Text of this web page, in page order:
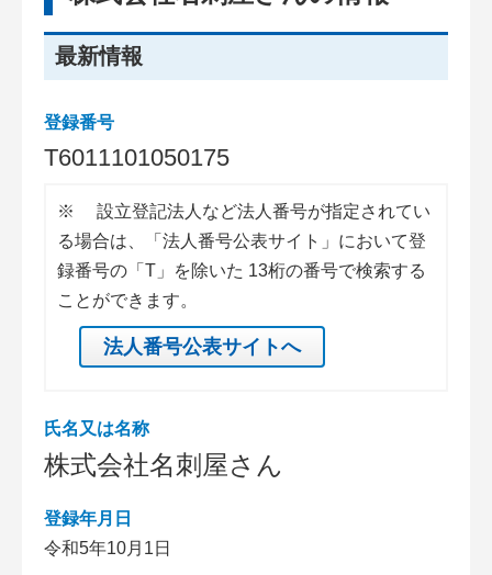
最新情報
登録番号
T6011101050175
※
設立登記法人など法人番号が指定されてい
る場合は、「法人番号公表サイト」において登
録番号の「T」を除いた 13桁の番号で検索する
ことができます。
法人番号公表サイトへ
氏名又は名称
株式会社名刺屋さん
登録年月日
令和5年10月1日